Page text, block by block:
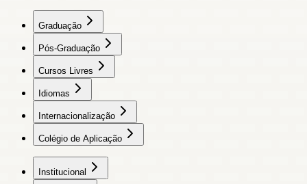
Graduação
Pós-Graduação
Cursos Livres
Idiomas
Internacionalização
Colégio de Aplicação
Institucional